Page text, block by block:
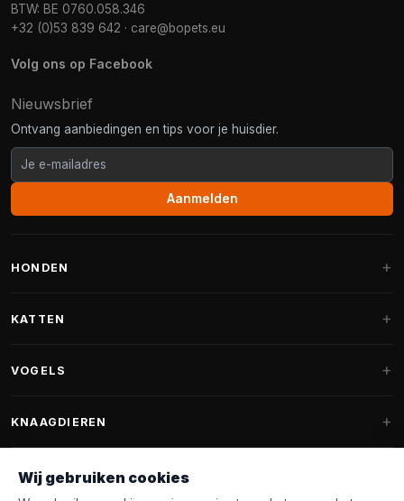
BTW: BE 0760.058.346
+32 (0)53 839 642 · care@bopets.eu
Volg ons op Facebook
Nieuwsbrief
Ontvang aanbiedingen en tips voor je huisdier.
Aanmelden
HONDEN
Fantail hondenmanden
Hondenspeelgoed
KATTEN
Krabpalen voor Maine Coon
VOGELS
Vogelvoer binnenvogels
Voederhuisjes
KNAAGDIEREN
Knaagdierenvoer
Wij gebruiken cookies